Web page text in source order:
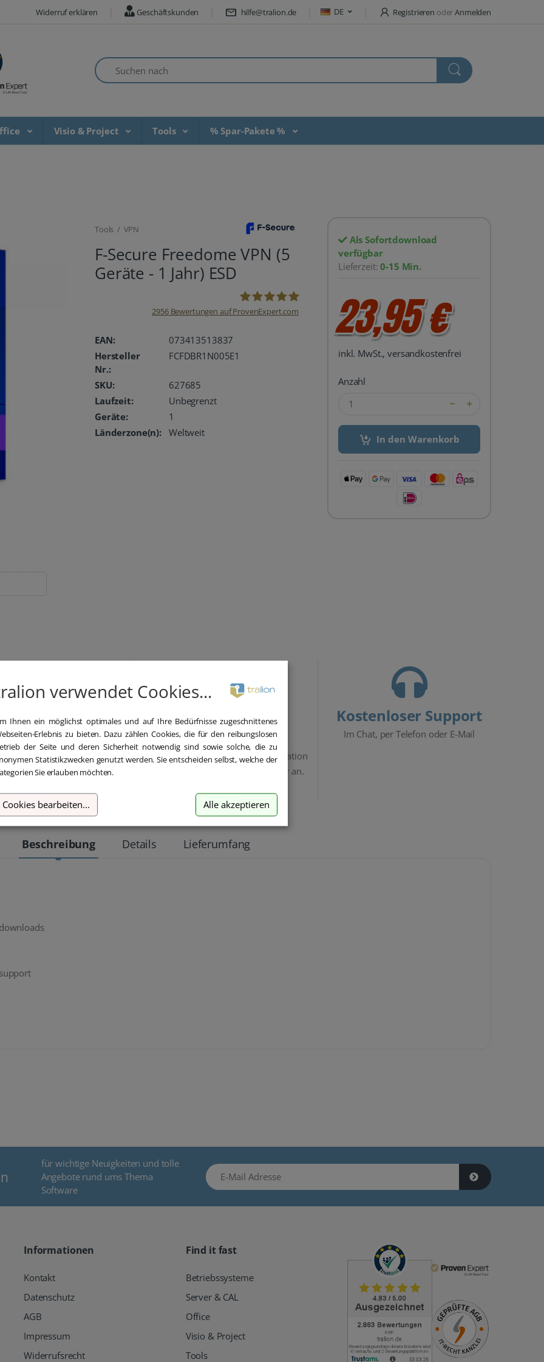
Widerruf erklären Geschäftskunden hilfe@tralion.de DE Registrieren oderAnmelden
Suchen nach
Visio & Project Tools % Spar-Pakete %
Tools / VPN
F-Secure Freedome VPN (5
Geräte - 1 Jahr) ESD
2956Bewertungen auf ProvenExpert.com
EAN:
073413513837
Hersteller
Nr.:
FCFDBR1N005E1
SKU:
627685
Laufzeit:
Unbegrenzt
Geräte:
1
Länderzone(n):
Weltweit
Als Sofortdownload
verfügbar
Lieferzeit:0-15 Min.
23,95 €
inkl. MwSt., versandkostenfrei
Anzahl
In den Warenkorb
Blitzversand
und Sofortdownload
5-30 Minuten.
Hilfe bei der
Installation
Wir bieten Ihnen bei der Erstinstallation
kostenlose Hilfe über Teamviewer an.
Kostenloser Support
Im Chat, per Telefon oder E-Mail
Beschreibung Details Lieferumfang
für wichtige Neuigkeiten und tolle
Angebote rund ums Thema
Software
E-Mail Adresse
Informationen
Kontakt
Datenschutz
AGB
Impressum
Widerrufsrecht
Find it fast
Betriebssysteme
Server & CAL
Office
Visio & Project
Tools
verwendet Cookies...
Ihnen ein möglichst optimales und auf Ihre Bedürfnisse zugeschnittenes
Erlebnis zu bieten. Dazu zählen Cookies, die für den reibungslosen
der Seite und deren Sicherheit notwendig sind sowie solche, die zu
Statistikzwecken genutzt werden. Sie entscheiden selbst, welche der
Sie erlauben möchten.
Cookies bearbeiten... Alle akzeptieren